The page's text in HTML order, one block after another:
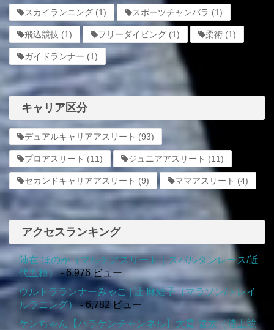
スカイランニング (1) スポーツチャンバラ (1)
飛込競技 (1) フリーダイビング (1) 柔術 (1)
ガイドランナー (1)
キャリア区分
デュアルキャリアアスリート (93)
プロアスリート (11) ジュニアアスリート (11)
セカンドキャリアアスリート (9) ママアスリート (4)
アクセスランキング
陣在 ほのか（マルチアスリート｜スパルタンレース/近
代五種）- 6,976 ビュー
ウルトラランナーみゃこ | 辻 麻結子（マラソン/トレイ
ルラニング） - 6,782 ビュー
ケンちゃん【ハラケンチャンネル】大貫 健太（陸上競